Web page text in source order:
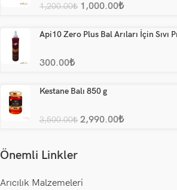
1,200.00₺ 1,000.00₺
Api10 Zero Plus Bal Arıları İçin Sıvı
300.00₺
Kestane Balı 850 g
3,500.00₺ 2,990.00₺
Önemli Linkler
Arıcılık Malzemeleri